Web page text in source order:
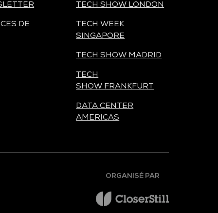
DE
TECH SHOW LONDON
TECH WEEK
SINGAPORE
TECH SHOW MADRID
TECH
SHOW FRANKFURT
DATA CENTER
AMERICAS
ORGANISÉ PAR